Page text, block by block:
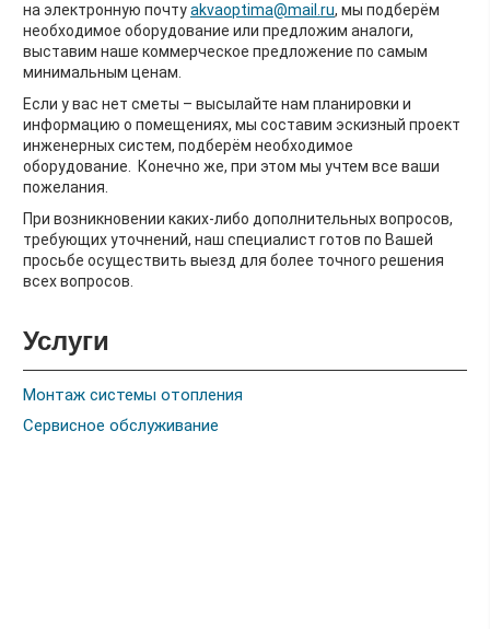
на электронную почтуakvaoptima@mail.ru, мы подберём
необходимое оборудование или предложим аналоги,
выставим наше коммерческое предложение по самым
минимальным ценам.
Если у вас нет сметы – высылайте нам планировки и
информацию о помещениях, мы составим эскизный проект
инженерных систем, подберём необходимое
оборудование. Конечно же, при этом мы учтем все ваши
пожелания.
При возникновении каких-либо дополнительных вопросов,
требующих уточнений, наш специалист готов по Вашей
просьбе осуществить выезд для более точного решения
всех вопросов.
Услуги
Монтаж системы отопления
Сервисное обслуживание